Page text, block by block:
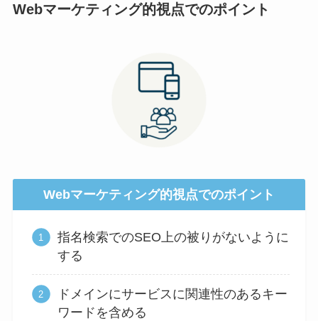
Webマーケティング的視点でのポイント
Webマーケティング的視点でのポイント
指名検索でのSEO上の被りがないように
する
ドメインにサービスに関連性のあるキー
ワードを含める